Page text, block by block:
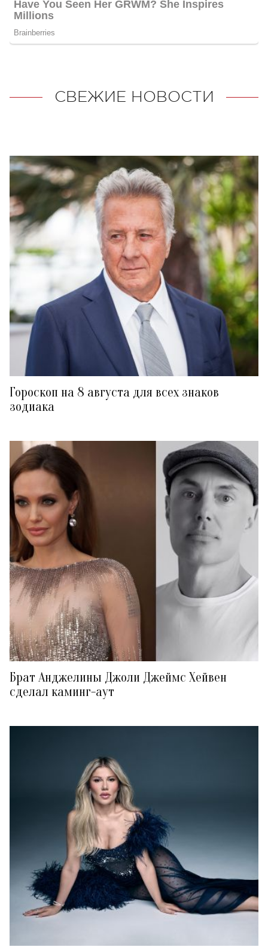
СВЕЖИЕ НОВОСТИ
Гороскоп на 8 августа для всех знаков
зодиака
Брат Анджелины Джоли Джеймс Хейвен
сделал каминг-аут